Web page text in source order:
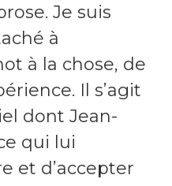
Je suis
à
à la chose, de
Il s’agit
dont Jean-
qui lui
et d’accepter